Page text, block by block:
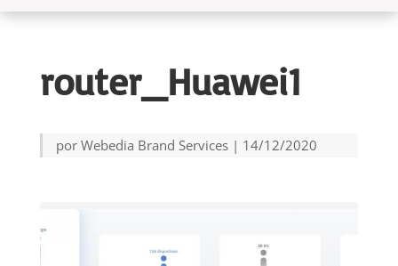
router_Huawei1
por Webedia Brand Services| 14/12/2020